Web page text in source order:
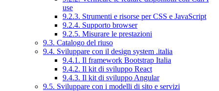
use
9.2.3. Strumenti e risorse per CSS e JavaScript
9.2.4. Supporto browser
9.2.5. Misurare le prestazioni
9.3. Catalogo del riuso
9.4. Sviluppare con il design system .italia
9.4.1. Il framework Bootstrap Italia
9.4.2. Il kit di sviluppo React
9.4.3. Il kit di sviluppo Angular
9.5. Sviluppare con i modelli di sito e servizi